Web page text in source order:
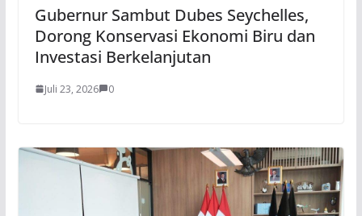
Gubernur Sambut Dubes Seychelles,
Dorong Konservasi Ekonomi Biru dan
Investasi Berkelanjutan
Juli 23, 2026 0